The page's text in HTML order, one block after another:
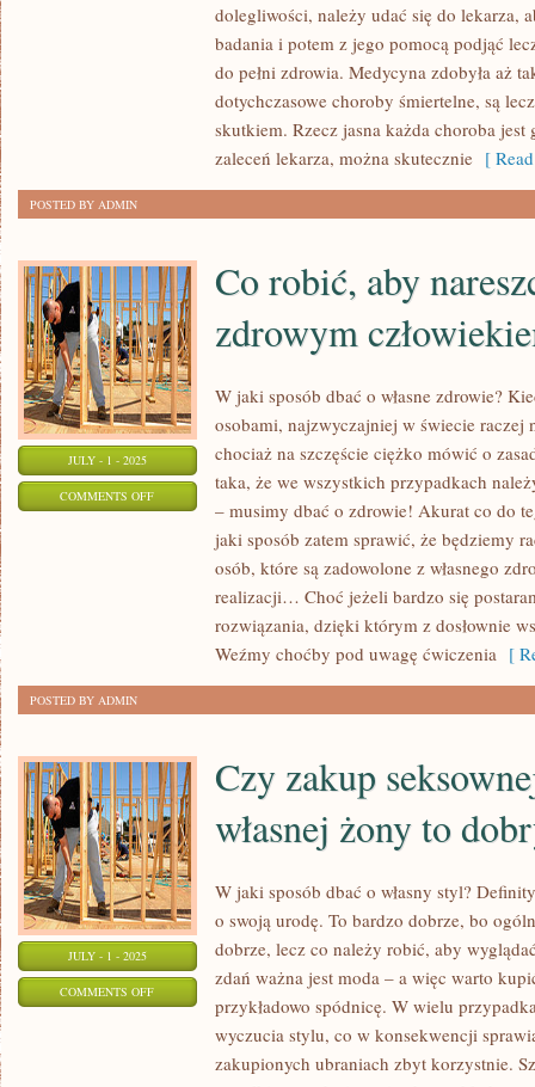
UMOŻLIWIA
SKUTECZNIE
dolegliwości, należy udać się do lekarza,
badania i potem z jego pomocą podjąć
do pełni zdrowia. Medycyna zdobyła aż
dotychczasowe choroby śmiertelne, są
skutkiem. Rzecz jasna każda choroba jest
zaleceń lekarza, można skutecznie [
POSTED BY ADMIN
JULY - 1 - 2025
COMMENTS OFFON
Co robić, aby
zdrowym
W jaki sposób dbać o własne zdrowie?
osobami, najzwyczajniej w świecie raczej
chociaż na szczęście ciężko mówić o
taka, że we wszystkich przypadkach
– musimy dbać o zdrowie! Akurat co do
jaki sposób zatem sprawić, że będziemy
osób, które są zadowolone z własnego
realizacji… Choć jeżeli bardzo się
rozwiązania, dzięki którym z dosłownie
Weźmy choćby pod uwagę ćwiczenia [
POSTED BY ADMIN
JULY - 1 - 2025
COMMENTS OFFON
Czy zakup
własnej żony to
W jaki sposób dbać o własny styl?
o swoją urodę. To bardzo dobrze, bo
dobrze, lecz co należy robić, aby
zdań ważna jest moda – a więc warto
przykładowo spódnicę. W wielu
wyczucia stylu, co w konsekwencji
zakupionych ubraniach zbyt korzystnie.